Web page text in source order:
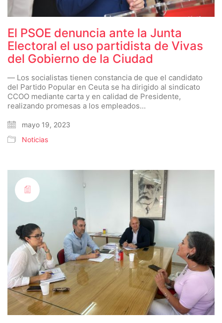
El PSOE denuncia ante la Junta
Electoral el uso partidista de Vivas
del Gobierno de la Ciudad
— Los socialistas tienen constancia de que el candidato
del Partido Popular en Ceuta se ha dirigido al sindicato
CCOO mediante carta y en calidad de Presidente,
realizando promesas a los empleados…
mayo 19, 2023
Noticias